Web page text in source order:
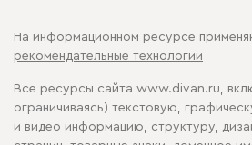
На информационном ресурсе
рекомендательные технологии
Все ресурсы сайта www.divan.ru,
ограничиваясь) текстовую,
и видео информацию, структуру,